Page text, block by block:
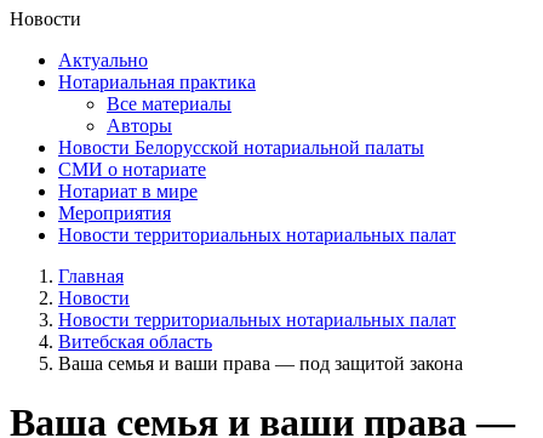
Новости
Актуально
Нотариальная практика
Все материалы
Авторы
Новости Белорусской нотариальной палаты
СМИ о нотариате
Нотариат в мире
Мероприятия
Новости территориальных нотариальных палат
Главная
Новости
Новости территориальных нотариальных палат
Витебская область
Ваша семья и ваши права — под защитой закона
Ваша семья и ваши права —